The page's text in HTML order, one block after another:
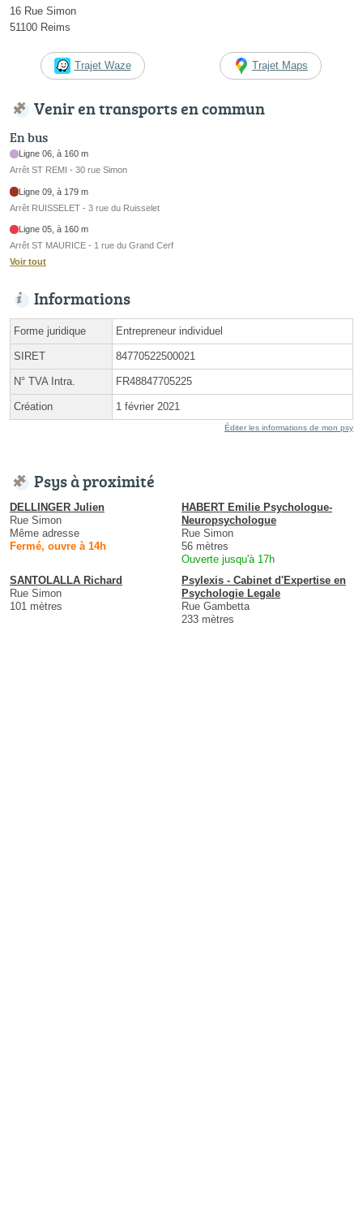
16 Rue Simon
51100 Reims
Trajet Waze Trajet Maps
Venir en transports en commun
En bus
Ligne 06, à 160 m
Arrêt ST REMI - 30 rue Simon
Ligne 09, à 179 m
Arrêt RUISSELET - 3 rue du Ruisselet
Ligne 05, à 160 m
Arrêt ST MAURICE - 1 rue du Grand Cerf
Voir tout
Informations
Forme juridique Entrepreneur individuel
SIRET 84770522500021
N° TVA Intra. FR48847705225
Création 1 février 2021
Éditer les informations de mon psy
Psys à proximité
DELLINGER Julien
Rue Simon
Même adresse
Fermé, ouvre à 14h
HABERT Emilie Psychologue-
Neuropsychologue
Rue Simon
56 mètres
Ouverte jusqu'à 17h
SANTOLALLA Richard
Rue Simon
101 mètres
Psylexis - Cabinet d'Expertise en
Psychologie Legale
Rue Gambetta
233 mètres